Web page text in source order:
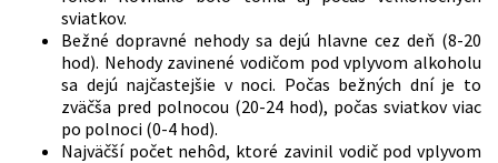
sviatkov.
Bežné dopravné nehody sa dejú hlavne cez deň (8-20
hod). Nehody zavinené vodičom pod vplyvom alkoholu
sa dejú najčastejšie v noci. Počas bežných dní je to
zväčša pred polnocou (20-24 hod), počas sviatkov viac
po polnoci (0-4 hod).
Najväčší počet nehôd, ktoré zavinil vodič pod vplyvom